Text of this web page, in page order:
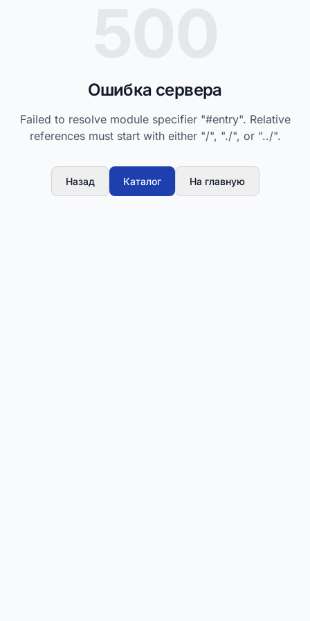
Ошибка сервера
Failed to resolve module specifier "#entry". Relative
references must start with either "/", "./", or "../".
Назад Каталог На главную